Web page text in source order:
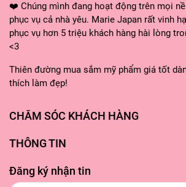
❤️ Chúng mình đang hoạt động trên mọi
phục vụ cả nhà yêu. Marie Japan rất vinh
phục vụ hơn 5 triệu khách hàng hài lòng
<3
Thiên đường mua sắm mỹ phẩm giá tốt
thích làm đẹp!
CHĂM SÓC KHÁCH HÀNG
THÔNG TIN
Đăng ký nhận tin